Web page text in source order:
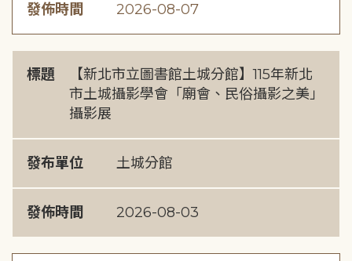
發佈時間 2026-08-07
標題
【新北市立圖書館土城分館】115年新北
市土城攝影學會「廟會、民俗攝影之美」
攝影展
發布單位 土城分館
發佈時間 2026-08-03